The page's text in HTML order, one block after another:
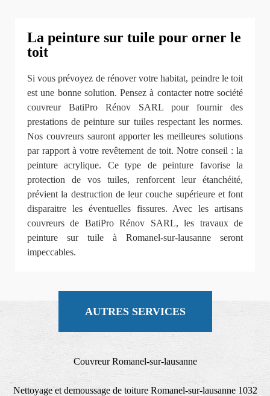
La peinture sur tuile pour orner le
toit
Si vous prévoyez de rénover votre habitat, peindre le toit
est une bonne solution. Pensez à contacter notre société
couvreur BatiPro Rénov SARL pour fournir des
prestations de peinture sur tuiles respectant les normes.
Nos couvreurs sauront apporter les meilleures solutions
par rapport à votre revêtement de toit. Notre conseil : la
peinture acrylique. Ce type de peinture favorise la
protection de vos tuiles, renforcent leur étanchéité,
prévient la destruction de leur couche supérieure et font
disparaitre les éventuelles fissures. Avec les artisans
couvreurs de BatiPro Rénov SARL, les travaux de
peinture sur tuile à Romanel-sur-lausanne seront
impeccables.
AUTRES SERVICES
Couvreur Romanel-sur-lausanne
Nettoyage et demoussage de toiture Romanel-sur-lausanne 1032